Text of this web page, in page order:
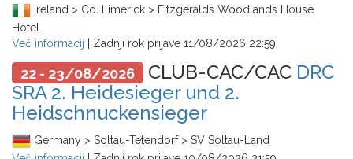
Ireland > Co. Limerick > Fitzgeralds Woodlands House
Hotel
Več informacij
| Zadnji rok prijave 11/08/2026 22:59
22 - 23/08/2026 CLUB-CAC/CAC DRC
SRA 2. Heidesieger und 2.
Heidschnuckensieger
Germany > Soltau-Tetendorf > SV Soltau-Land